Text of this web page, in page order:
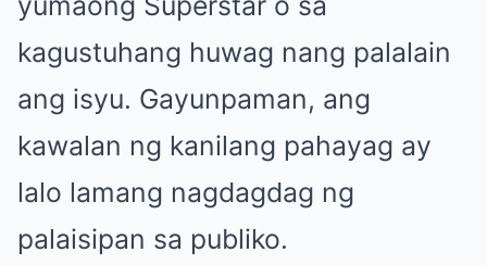
kagustuhang huwag nang palalain
ang isyu. Gayunpaman, ang
kawalan ng kanilang pahayag ay
lalo lamang nagdagdag ng
palaisipan sa publiko.